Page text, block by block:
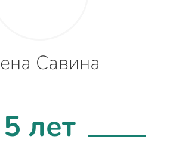
Савина
5 лет